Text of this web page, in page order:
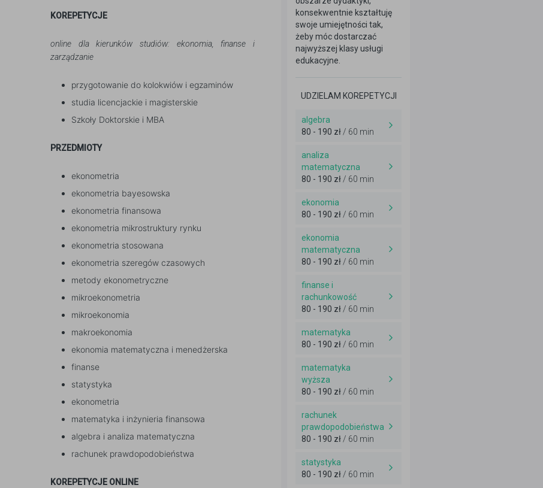
KOREPETYCJE
online dla kierunków studiów: ekonomia, finanse i
zarządzanie
przygotowanie do kolokwiów i egzaminów
studia licencjackie i magisterskie
Szkoły Doktorskie i MBA
PRZEDMIOTY
ekonometria
ekonometria bayesowska
ekonometria finansowa
ekonometria mikrostruktury rynku
ekonometria stosowana
ekonometria szeregów czasowych
metody ekonometryczne
mikroekonometria
mikroekonomia
makroekonomia
ekonomia matematyczna i menedżerska
finanse
statystyka
ekonometria
matematyka i inżynieria finansowa
algebra i analiza matematyczna
rachunek prawdopodobieństwa
KOREPETYCJE ONLINE
konsekwentnie kształtuję
swoje umiejętności tak,
żeby móc dostarczać
najwyższej klasy usługi
edukacyjne.
UDZIELAM KOREPETYCJI
algebra
80 - 190 zł / 60 min
analiza
matematyczna
80 - 190 zł / 60 min
ekonomia
80 - 190 zł / 60 min
ekonomia
matematyczna
80 - 190 zł / 60 min
finanse i
rachunkowość
80 - 190 zł / 60 min
matematyka
80 - 190 zł / 60 min
matematyka
wyższa
80 - 190 zł / 60 min
rachunek
prawdopodobieństwa
80 - 190 zł / 60 min
statystyka
80 - 190 zł / 60 min